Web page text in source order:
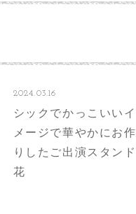
2024.03.16
シックでかっこいいイ
メージで華やかにお作
りしたご出演スタンド
花